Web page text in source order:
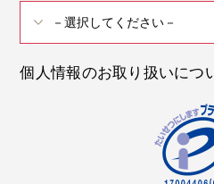
個人情報のお取り扱いにつ